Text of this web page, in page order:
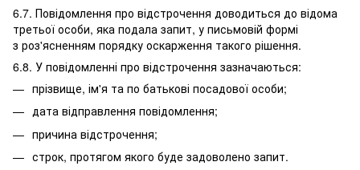
6.7. Повідомлення про відстрочення доводиться до відома
третьої особи, яка подала запит, у письмовій формі
з роз'ясненням порядку оскарження такого рішення.
6.8. У повідомленні про відстрочення зазначаються:
прізвище, ім'я та по батькові посадової особи;
дата відправлення повідомлення;
причина відстрочення;
строк, протягом якого буде задоволено запит.